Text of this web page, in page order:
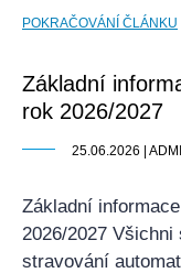
POKRAČOVÁNÍ ČLÁNKU
Základní
rok 2026/2027
25.06.2026 |
Základní
2026/2027
stravování